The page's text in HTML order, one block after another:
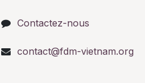
Contactez-nous
contact@fdm-vietnam.org